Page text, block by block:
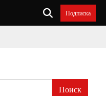
Подписка
Поиск